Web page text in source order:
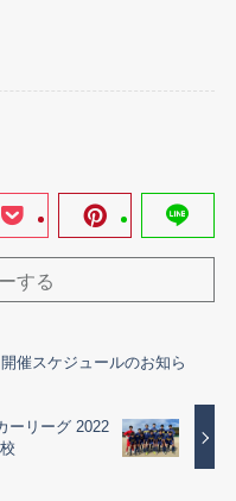
する
催スケジュールのお知ら
ーリーグ 2022